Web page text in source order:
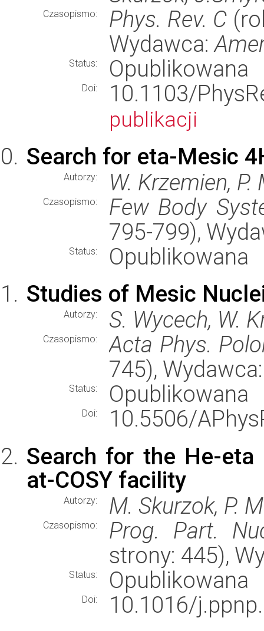
Czasopismo: Phys. Rev. C
Wydawca:
Status: Opublikowana
Doi: 10.1103/
publikacji
Search for eta-Mesic
Autorzy: W. Krzemien,
Czasopismo:
Few Body
795-799),
Status:
Opublikowana
Studies of Mesic
Autorzy: S. Wycech, W.
Czasopismo:
Acta Phys.
745),
Status: Opublikowana
Doi:
10.5506/
Search for the He-
at-COSY facility
Autorzy: M. Skurzok, P.
Czasopismo:
Prog. Part.
strony: 445),
Status: Opublikowana
Doi:
10.1016/